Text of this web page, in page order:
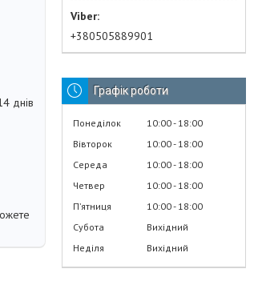
днів
+380505889901
Графік роботи
Понеділок 10:00 18:00
Вівторок
10:00 18:00
Середа
10:00 18:00
Четвер
10:00 18:00
Пʼятниця
10:00 18:00
Субота
Вихідний
Неділя
Вихідний